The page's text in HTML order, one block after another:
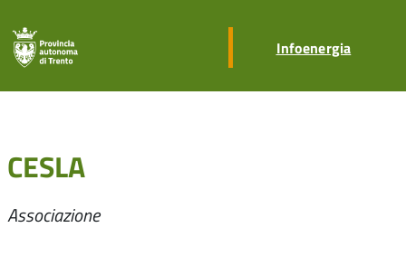
Infoenergia
CESLA
Associazione